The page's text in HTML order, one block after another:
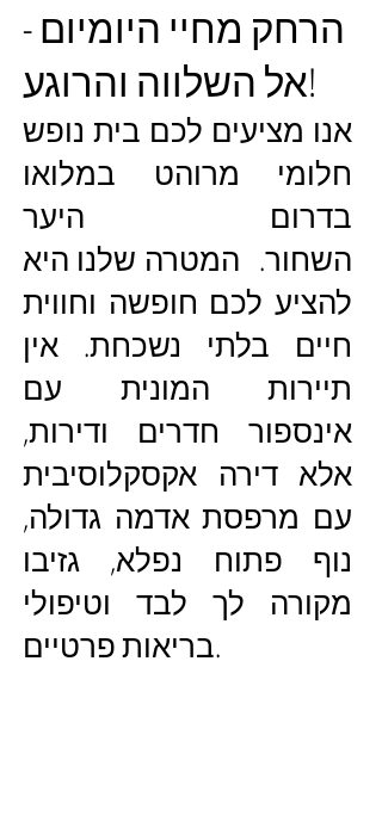
הרחק מחיי היומיום -
אל השלווה והרוגע!
אנו מציעים לכם בית נופש
חלומי מרוהט במלואו
בדרום היער
השחור. המטרה שלנו היא
להציע לכם חופשה וחווית
חיים בלתי נשכחת. אין
תיירות המונית עם
אינספור חדרים ודירות,
אלא דירה אקסקלוסיבית
עם מרפסת אדמה גדולה,
נוף פתוח נפלא, גזיבו
מקורה לך לבד וטיפולי
בריאות פרטיים.